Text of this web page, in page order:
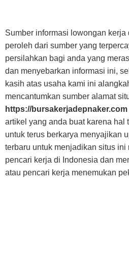
Sumber informasi lowongan kerja
peroleh dari sumber yang
persilahkan bagi anda yang
dan menyebarkan informasi ini,
kasih atas usaha kami ini
mencantumkan sumber alamat
https://bursakerjadepnaker.com
artikel yang anda buat karena hal
untuk terus berkarya menyajikan
terbaru untuk menjadikan situs ini
pencari kerja di Indonesia dan
atau pencari kerja menemukan